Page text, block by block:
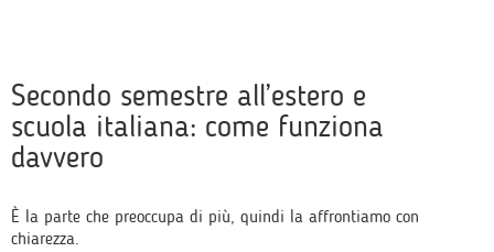
Secondo semestre all’estero e
scuola italiana: come funziona
davvero
È la parte che preoccupa di più, quindi la affrontiamo con
chiarezza.